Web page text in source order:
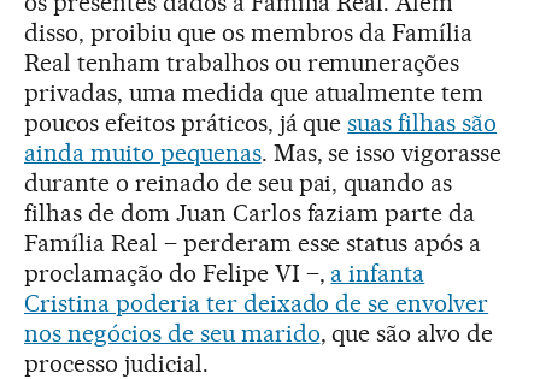
disso, proibiu que os membros da Família
Real tenham trabalhos ou remunerações
privadas, uma medida que atualmente tem
poucos efeitos práticos, já quesuas filhas são
ainda muito pequenas. Mas, se isso vigorasse
durante o reinado de seu pai, quando as
filhas de dom Juan Carlos faziam parte da
Família Real – perderam esse status após a
proclamação do Felipe VI –, a infanta
Cristina poderia ter deixado de se envolver
nos negócios de seu marido, que são alvo de
processo judicial.